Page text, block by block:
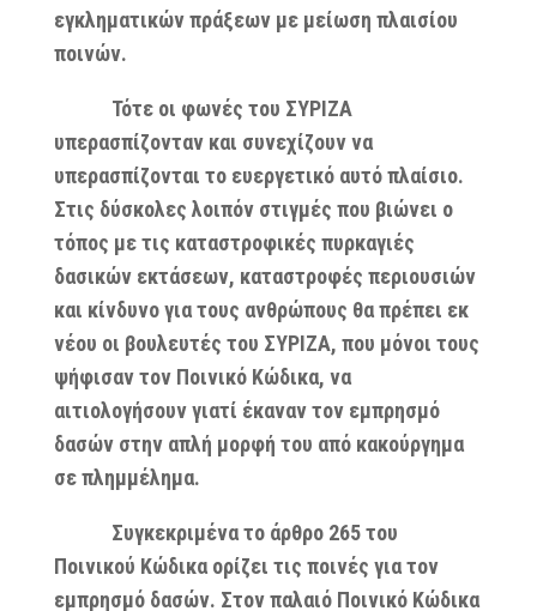
εγκληματικών πράξεων με μείωση πλαισίου
ποινών.
Τότε οι φωνές του ΣΥΡΙΖΑ
υπερασπίζονταν και συνεχίζουν να
υπερασπίζονται το ευεργετικό αυτό πλαίσιο.
Στις δύσκολες λοιπόν στιγμές που βιώνει ο
τόπος με τις καταστροφικές πυρκαγιές
δασικών εκτάσεων, καταστροφές περιουσιών
και κίνδυνο για τους ανθρώπους θα πρέπει εκ
νέου οι βουλευτές του ΣΥΡΙΖΑ, που μόνοι τους
ψήφισαν τον Ποινικό Κώδικα, να
αιτιολογήσουν γιατί έκαναν τον εμπρησμό
δασών στην απλή μορφή του από κακούργημα
σε πλημμέλημα.
Συγκεκριμένα το άρθρο 265 του
Ποινικού Κώδικα ορίζει τις ποινές για τον
εμπρησμό δασών. Στον παλαιό Ποινικό Κώδικα